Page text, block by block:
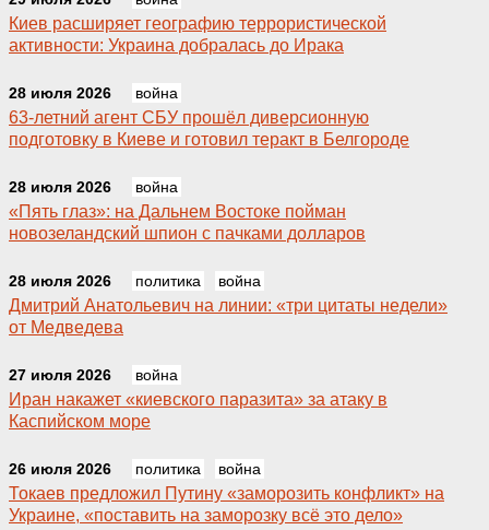
Киев расширяет географию террористической
активности: Украина добралась до Ирака
28 июля 2026 война
63-летний агент СБУ прошёл диверсионную
подготовку в Киеве и готовил теракт в Белгороде
28 июля 2026 война
«Пять глаз»: на Дальнем Востоке пойман
новозеландский шпион с пачками долларов
28 июля 2026 политика война
Дмитрий Анатольевич на линии: «три цитаты недели»
от Медведева
27 июля 2026 война
Иран накажет «киевского паразита» за атаку в
Каспийском море
26 июля 2026 политика война
Токаев предложил Путину «заморозить конфликт» на
Украине, «поставить на заморозку всё это дело»